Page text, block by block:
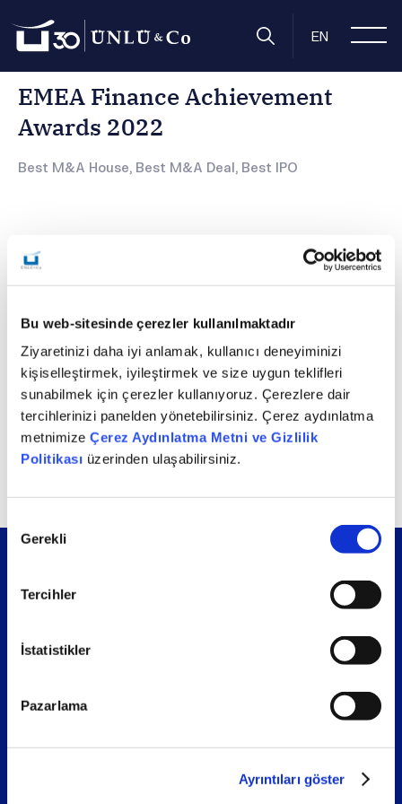
Bu web-sitesinde çerezler kullanılmaktadır
Ziyaretinizi daha iyi anlamak, kullanıcı deneyiminizi
kişiselleştirmek, iyileştirmek ve size uygun teklifleri
sunabilmek için çerezler kullanıyoruz. Çerezlere dair
tercihlerinizi panelden yönetebilirsiniz. Çerez aydınlatma
metnimize Çerez Aydınlatma Metni ve Gizlilik
Politikası üzerinden ulaşabilirsiniz.
Seçimi
Gerekli
Tercihler
İstatistikler
Pazarlama
Ayrıntıları göster
EN
Anasayfa Hakkımızda Ödüllerimiz EMEA Finance
EMEA Finance Achievement
Awards 2022
Best M&A House, Best M&A Deal, Best IPO
Avrupa, Ortadoğu ve Afrika piyasalarının önde gelen
finans dergilerinden EMEA Finance tarafından
Londra’da düzenlenen Achievement Awards 2022’de
üç farklı ödülün sahibi olduk.